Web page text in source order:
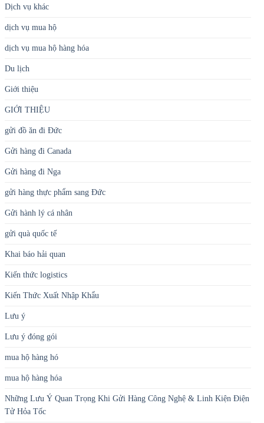
Dịch vụ khác
dịch vụ mua hộ
dịch vụ mua hộ hàng hóa
Du lịch
Giới thiệu
GIỚI THIỆU
gửi đồ ăn đi Đức
Gửi hàng đi Canada
Gửi hàng đi Nga
gửi hàng thực phẩm sang Đức
Gửi hành lý cá nhân
gửi quà quốc tế
Khai báo hải quan
Kiến thức logistics
Kiến Thức Xuất Nhập Khẩu
Lưu ý
Lưu ý đóng gói
mua hộ hàng hó
mua hộ hàng hóa
Những Lưu Ý Quan Trọng Khi Gửi Hàng Công Nghệ & Linh Kiện Điện
Tử Hỏa Tốc